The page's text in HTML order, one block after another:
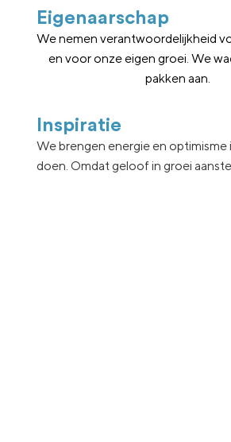
Eigenaarschap
We nemen verantwoordelijkheid
en voor onze eigen groei. We
pakken aan.
Inspiratie
We brengen energie en optimisme
doen. Omdat geloof in groei